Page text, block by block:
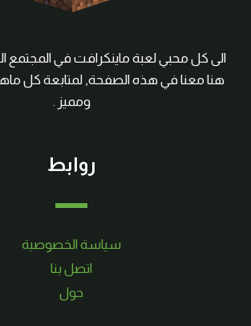
الى كل محبي لعبة ماينكرافت في المجتمع
هنا معنا في هذه الصفحة, لمتابعة كل
ومميز .
روابط
سياسة الخصوصية
اتصل بنا
حول